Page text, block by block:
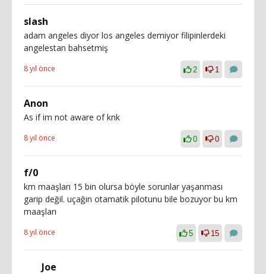
slash
adam angeles diyor los angeles demiyor filipinlerdeki
angelestan bahsetmiş
8 yıl önce 2 1
Anon
As if im not aware of knk
8 yıl önce 0 0
f/0
km maaşları 15 bin olursa böyle sorunlar yaşanması
garip değil. uçağın otamatik pilotunu bile bozuyor bu km
maaşları
8 yıl önce 5 15
Joe